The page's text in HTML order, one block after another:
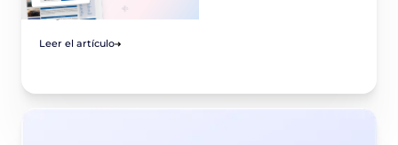
August 9, 2022
Leer el artículo